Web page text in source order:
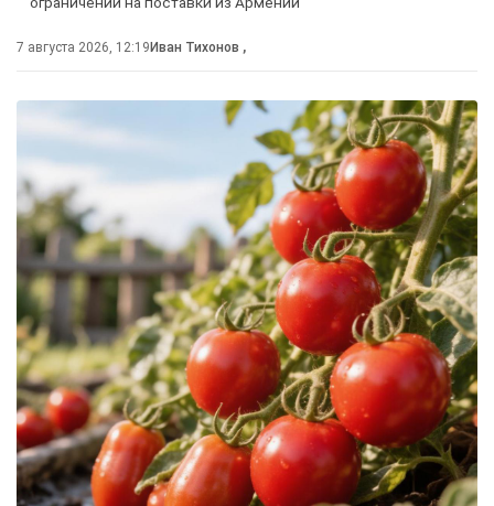
7 августа 2026, 12:19Иван Тихонов ,